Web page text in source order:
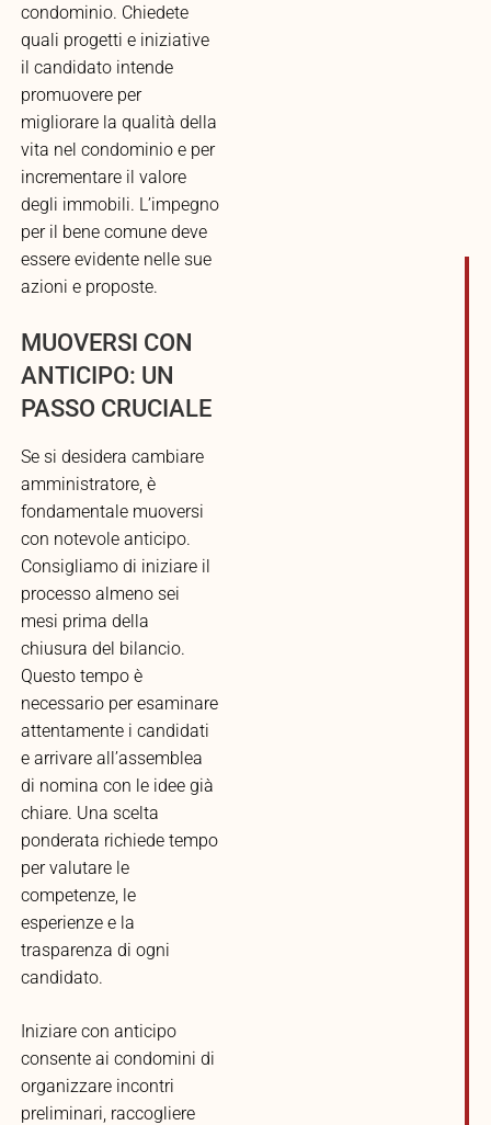
condominio. Chiedete
quali progetti e iniziative
il candidato intende
promuovere per
migliorare la qualità della
vita nel condominio e per
incrementare il valore
degli immobili. L’impegno
per il bene comune deve
essere evidente nelle sue
azioni e proposte.
MUOVERSI CON
ANTICIPO: UN
PASSO CRUCIALE
Se si desidera cambiare
amministratore, è
fondamentale muoversi
con notevole anticipo.
Consigliamo di iniziare il
processo almeno sei
mesi prima della
chiusura del bilancio.
Questo tempo è
necessario per esaminare
attentamente i candidati
e arrivare all’assemblea
di nomina con le idee già
chiare. Una scelta
ponderata richiede tempo
per valutare le
competenze, le
esperienze e la
trasparenza di ogni
candidato.
Iniziare con anticipo
consente ai condomini di
organizzare incontri
preliminari, raccogliere